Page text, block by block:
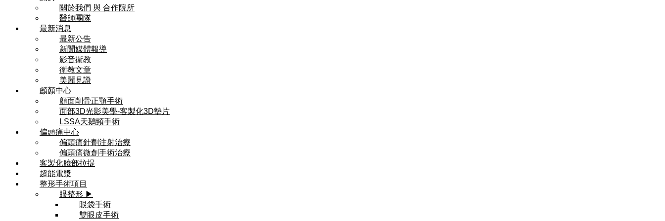
關於我們 與 合作院所
醫師團隊
最新消息
最新公告
新聞媒體報導
影音衛教
衛教文章
美麗見證
顱顏中心
顏面削骨正顎手術
面部3D光影美學-客製化3D墊片
LSSA天鵝頸手術
偏頭痛中心
偏頭痛針劑注射治療
偏頭痛微創手術治療
客製化臉部拉提
超能電漿
整形手術項目
眼整形 ▶
眼袋手術
雙眼皮手術